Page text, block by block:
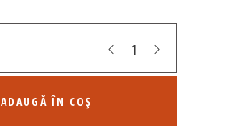
ADAUGĂ ÎN COȘ